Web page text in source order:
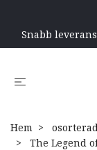
Snabb
Hem
The Legend